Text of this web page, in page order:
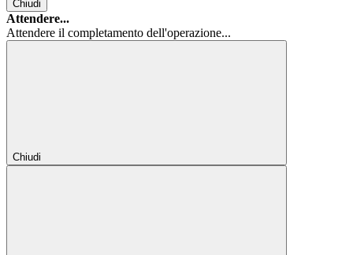
Chiudi
Attendere...
Attendere il completamento dell'operazione...
Chiudi